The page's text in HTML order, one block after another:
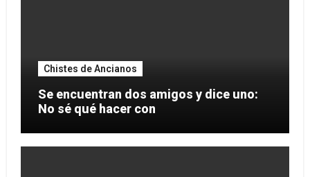
Chistes de Ancianos
Se encuentran dos amigos y dice uno:
No sé qué hacer con